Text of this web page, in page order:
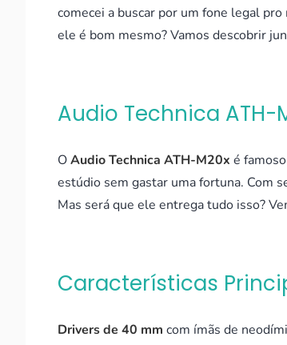
comecei a buscar por um fone legal
ele é bom mesmo? Vamos descobrir
Audio Technica ATH-
OAudio Technica ATH-M20x é
estúdio sem gastar uma fortuna. Com
Mas será que ele entrega tudo isso?
Características
Drivers de 40 mm com ímãs de